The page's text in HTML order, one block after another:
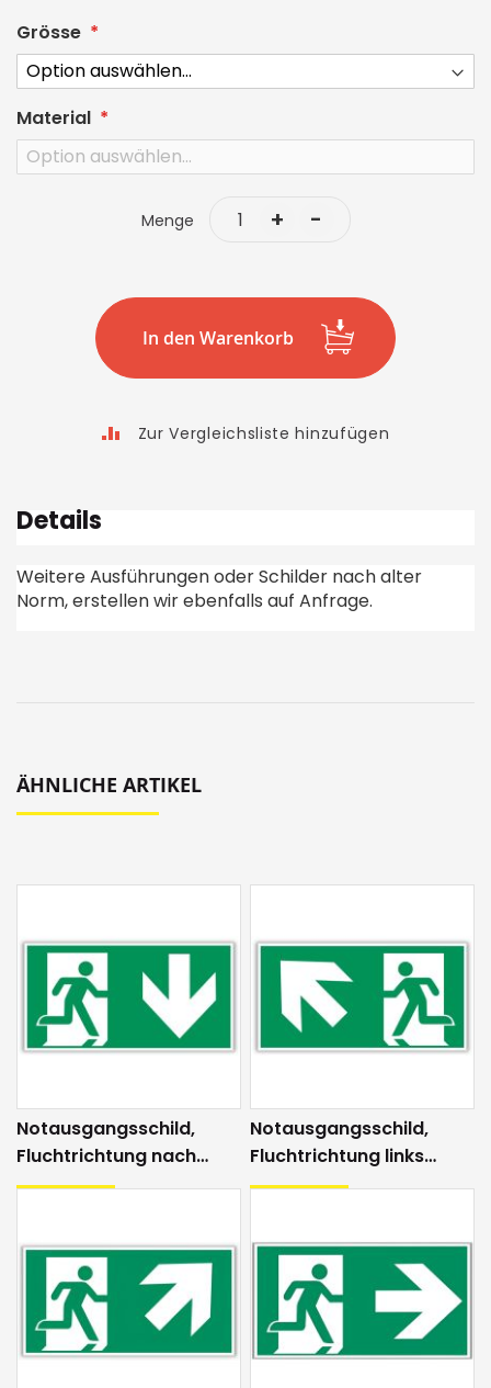
Grösse
Material
Menge -
+
In den Warenkorb
Zur Vergleichsliste hinzufügen
Details
Weitere Ausführungen oder Schilder nach alter
Norm, erstellen wir ebenfalls auf Anfrage.
ÄHNLICHE ARTIKEL
Notausgangsschild,
Fluchtrichtung nach
unten
Notausgangsschild,
Fluchtrichtung links
aufwärts